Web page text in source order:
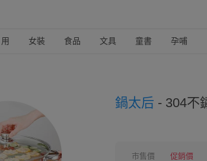
女裝 食品 文具 童書 孕哺
鍋太后 - 304不
市售價 促銷價